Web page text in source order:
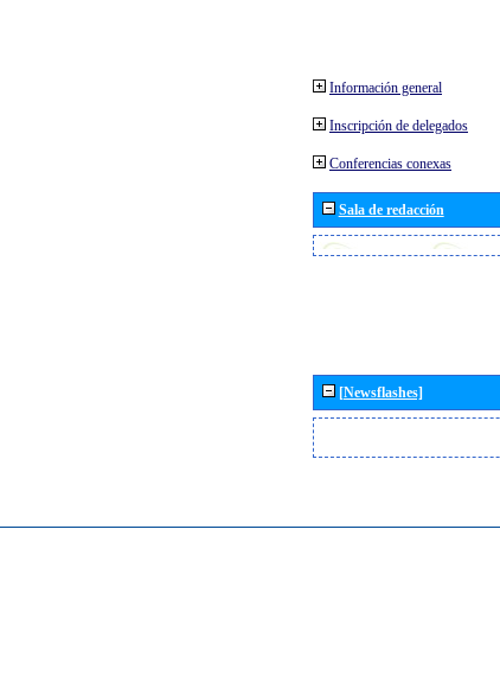
Información general
Inscripción de delegados
Conferencias conexas
Sala de redacción
[Newsflashes]